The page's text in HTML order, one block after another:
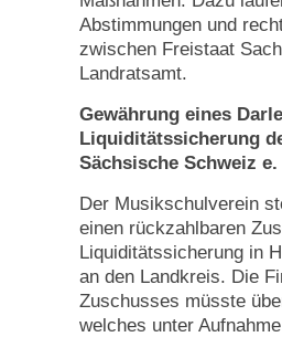
Abstimmungen und
zwischen Freistaat
Landratsamt.
Gewährung eines
Liquiditätssicherung
Sächsische Schweiz e.
Der Musikschulverein
einen rückzahlbaren
Liquiditätssicherung in
an den Landkreis. Die
Zuschusses müsste
welches unter